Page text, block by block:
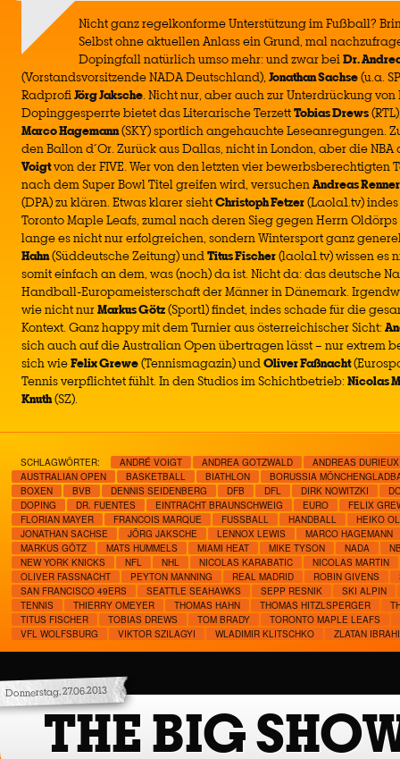
Nicht ganz regelkonforme Unterstützung im Fußball?
Selbst ohne aktuellen Anlass ein Grund, mal
Dopingfall natürlich umso mehr: und zwar beiDr.
(Vorstandsvorsitzende NADA Deutschland), Jonathan Sachse(u.a.
RadprofiJörg Jaksche. Nicht nur, aber auch zur Unterdrückung
Dopinggesperrte bietet das Literarische TerzettTobias Drews
Marco Hagemann(SKY) sportlich angehauchte Leseanregungen.
den Ballon d´Or. Zurück aus Dallas, nicht in London, aber die
Voigtvon der FIVE. Wer von den letzten vier bewerbsberechtigten
nach dem Super Bowl Titel greifen wird, versuchenAndreas Renner
(DPA) zu klären. Etwas klarer siehtChristoph Fetzer(Laola1.tv)
Toronto Maple Leafs, zumal nach deren Sieg gegen Herrn
lange es nicht nur erfolgreichen, sondern Wintersport ganz
Hahn(Süddeutsche Zeitung) undTitus Fischer(laola1.tv) wissen es
somit einfach an dem, was (noch) da ist. Nicht da: das deutsche
Handball-Europameisterschaft der Männer in Dänemark.
wie nicht nurMarkus Götz(Sport1) findet, indes schade für die
Kontext. Ganz happy mit dem Turnier aus österreichischer Sicht:
sich auch auf die Australian Open übertragen lässt – nur extrem
sich wieFelix Grewe(Tennismagazin) undOliver Faßnacht
Tennis verpflichtet fühlt. In den Studios im Schichtbetrieb:Nicolas
Knuth(SZ).
SCHLAGWÖRTER: ANDRÉ VOIGT ANDREA GOTZWALD
ANDREAS DURIEUX
AUSTRALIAN OPEN
BASKETBALL BIATHLON
BORUSSIA
BOXEN
BVB DENNIS SEIDENBERG DFB DFL DIRK NOWITZKI
DOPING
DR. FUENTES EINTRACHT BRAUNSCHWEIG EURO
FELIX
FLORIAN MAYER
FRANCOIS MARQUE FUSSBALL HANDBALL
HEIKO
JONATHAN SACHSE
JÖRG JAKSCHE LENNOX LEWIS
MARCO HAGEMANN
MARKUS GÖTZ
MATS HUMMELS MIAMI HEAT MIKE TYSON NADA
NEW YORK KNICKS
NFL NHL NICOLAS KARABATIC
NICOLAS MARTIN
OLIVER FASSNACHT
PEYTON MANNING REAL MADRID ROBIN GIVENS
SAN FRANCISCO 49ERS
SEATTLE SEAHAWKS SEPP RESNIK
SKI ALPIN
TENNIS
THIERRY OMEYER THOMAS HAHN THOMAS HITZLSPERGER
TITUS FISCHER
TOBIAS DREWS TOM BRADY
TORONTO MAPLE LEAFS
VFL WOLFSBURG
VIKTOR SZILAGYI WLADIMIR KLITSCHKO ZLATAN
Donnerstag, 27.06.2013
THE BIG